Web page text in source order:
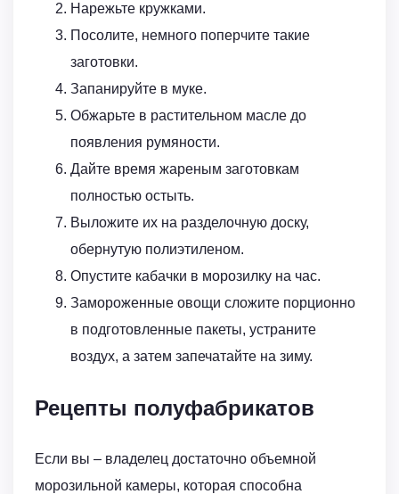
Нарежьте кружками.
Посолите, немного поперчите такие
заготовки.
Запанируйте в муке.
Обжарьте в растительном масле до
появления румяности.
Дайте время жареным заготовкам
полностью остыть.
Выложите их на разделочную доску,
обернутую полиэтиленом.
Опустите кабачки в морозилку на час.
Замороженные овощи сложите порционно
в подготовленные пакеты, устраните
воздух, а затем запечатайте на зиму.
Рецепты полуфабрикатов
Если вы – владелец достаточно объемной
морозильной камеры, которая способна